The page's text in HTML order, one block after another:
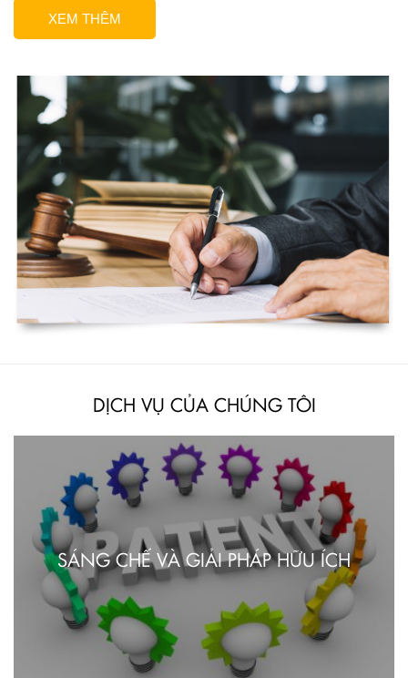
XEM THÊM
DỊCH VỤ CỦA CHÚNG TÔI
SÁNG CHẾ VÀ GIẢI PHÁP HỮU ÍCH